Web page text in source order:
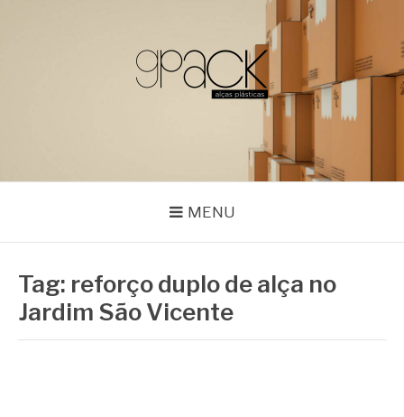
MENU
Tag: reforço duplo de alça no
Jardim São Vicente